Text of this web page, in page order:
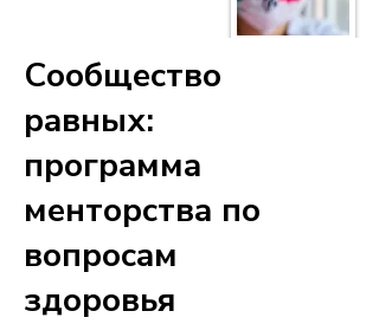
Сообщество
равных:
программа
менторства по
вопросам
здоровья